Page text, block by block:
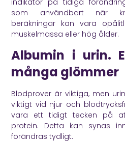
som användbart när
beräkningar kan vara
muskelmassa eller hög ålder.
Albumin i urin.
många glömmer
Blodprover är viktiga, men
viktigt vid njur och
vara ett tidigt tecken på
protein. Detta kan synas
förändras tydligt.